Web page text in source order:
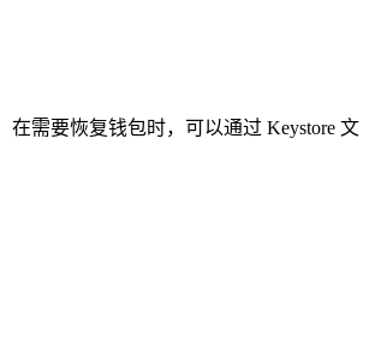
需要恢复钱包时，可以通过 Keystore 文